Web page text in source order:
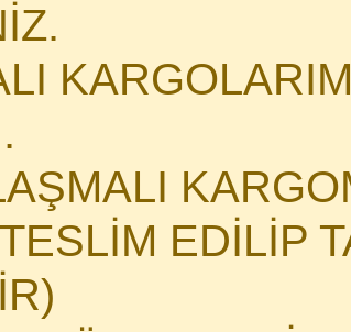
EDİLİP